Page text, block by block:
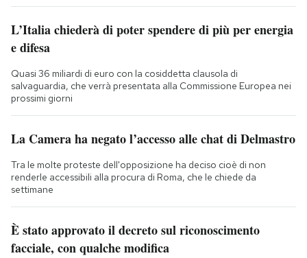
L’Italia chiederà di poter spendere di più per energia
e difesa
Quasi 36 miliardi di euro con la cosiddetta clausola di
salvaguardia, che verrà presentata alla Commissione Europea nei
prossimi giorni
La Camera ha negato l’accesso alle chat di Delmastro
Tra le molte proteste dell'opposizione ha deciso cioè di non
renderle accessibili alla procura di Roma, che le chiede da
settimane
È stato approvato il decreto sul riconoscimento
facciale, con qualche modifica